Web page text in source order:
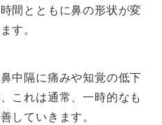
間とともに鼻の形状が変
す。
中隔に痛みや知覚の低下
これは通常、一時的なも
していきます。